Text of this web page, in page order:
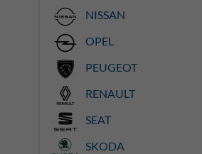
NISSAN
OPEL
PEUGEOT
RENAULT
SEAT
SKODA